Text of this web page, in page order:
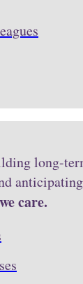
long-
we care.